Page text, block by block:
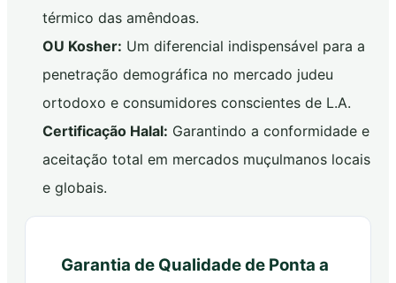
térmico das amêndoas.
OU Kosher: Um diferencial indispensável para a
penetração demográfica no mercado judeu
ortodoxo e consumidores conscientes de L.A.
Certificação Halal: Garantindo a conformidade e
aceitação total em mercados muçulmanos locais
e globais.
Garantia de Qualidade de Ponta a